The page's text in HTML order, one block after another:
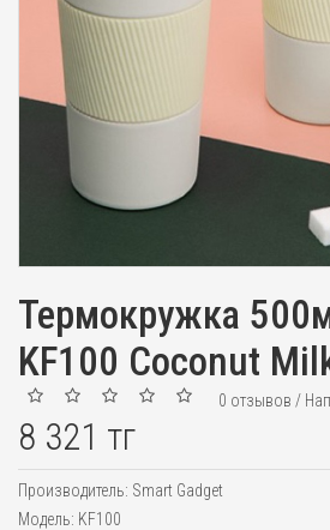
Термокружка
KF100 Coconut
0 отзывов /
8 321 тг
Производитель: Smart Gadget
Модель: KF100